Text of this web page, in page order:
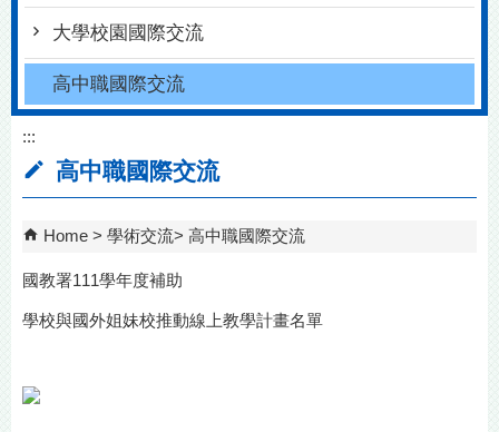
大學校園國際交流
高中職國際交流
:::
高中職國際交流
Home 學術交流 高中職國際交流
國教署111學年度補助
學校與國外姐妹校推動線上教學計畫名單